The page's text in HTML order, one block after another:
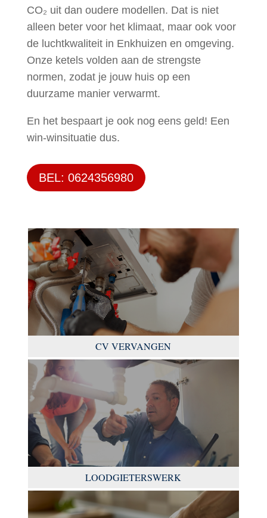
CO₂ uit dan oudere modellen. Dat is niet
alleen beter voor het klimaat, maar ook voor
de luchtkwaliteit in Enkhuizen en omgeving.
Onze ketels volden aan de strengste
normen, zodat je jouw huis op een
duurzame manier verwarmt.
En het bespaart je ook nog eens geld! Een
win-winsituatie dus.
BEL: 0624356980
CV VERVANGEN
LOODGIETERSWERK